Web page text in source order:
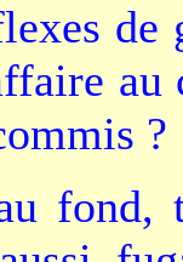
?
fond,